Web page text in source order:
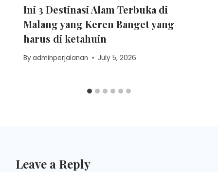
Ini 3 Destinasi Alam Terbuka di
Malang yang Keren Banget yang
harus di ketahuin
Byadminperjalanan July 5, 2026
Leave a Reply